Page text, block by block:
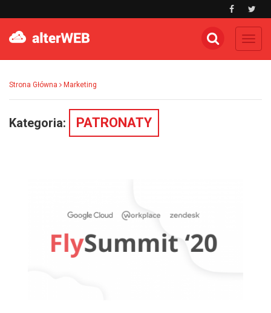
Strona Główna Marketing
Kategoria: PATRONATY